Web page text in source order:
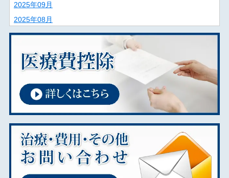
2025年09月
2025年08月
2025年07月
2025年02月
2024年12月
2024年09月
2024年08月
2024年07月
2024年01月